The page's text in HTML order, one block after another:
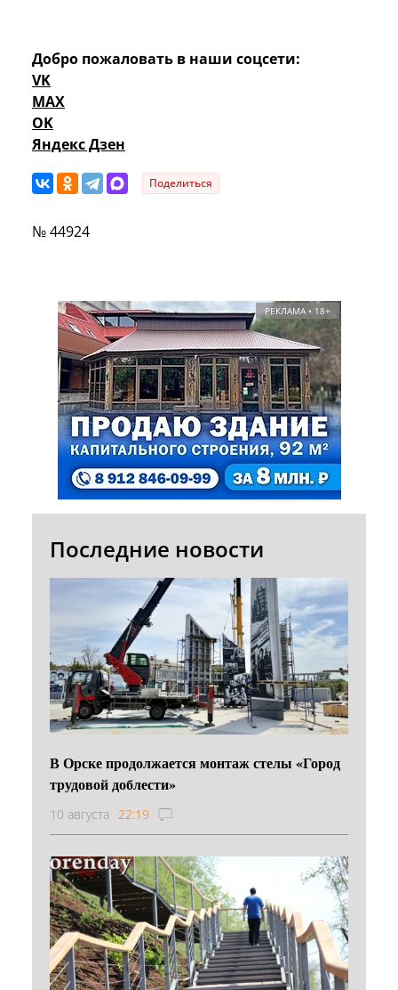
Добро пожаловать в наши соцсети:
VK
MAX
OK
Яндекс Дзен
Поделиться
№ 44924
РЕКЛАМА • 18+
Последние новости
В Орске продолжается монтаж стелы «Город
трудовой доблести»
10 августа 22:19